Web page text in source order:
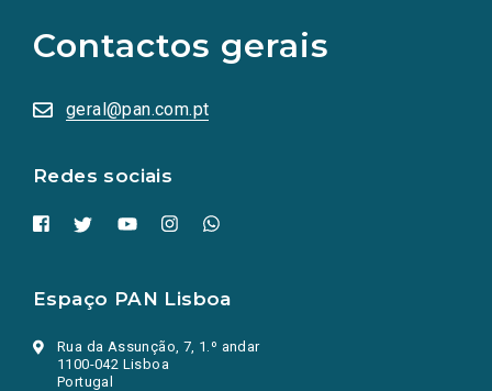
Contactos gerais
geral@pan.com.pt
Redes sociais
redes
sociais
numa
nova
Espaço PAN Lisboa
Rua da Assunção, 7, 1.º andar
1100-042 Lisboa
Portugal